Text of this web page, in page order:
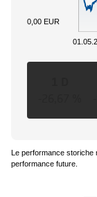
0,00 EUR
Le performance storiche
performance future.